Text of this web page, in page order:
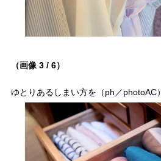
（画像 3 / 6）
ゆとりあるしまい方を（ph／photoAC）